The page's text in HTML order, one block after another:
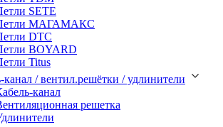
SETE
МАГАМАКС
DTC
BOYARD
Titus
канал / вентил.решётки / удлинители
канал
решетка